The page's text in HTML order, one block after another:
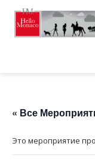
« Все
Это мероприятие